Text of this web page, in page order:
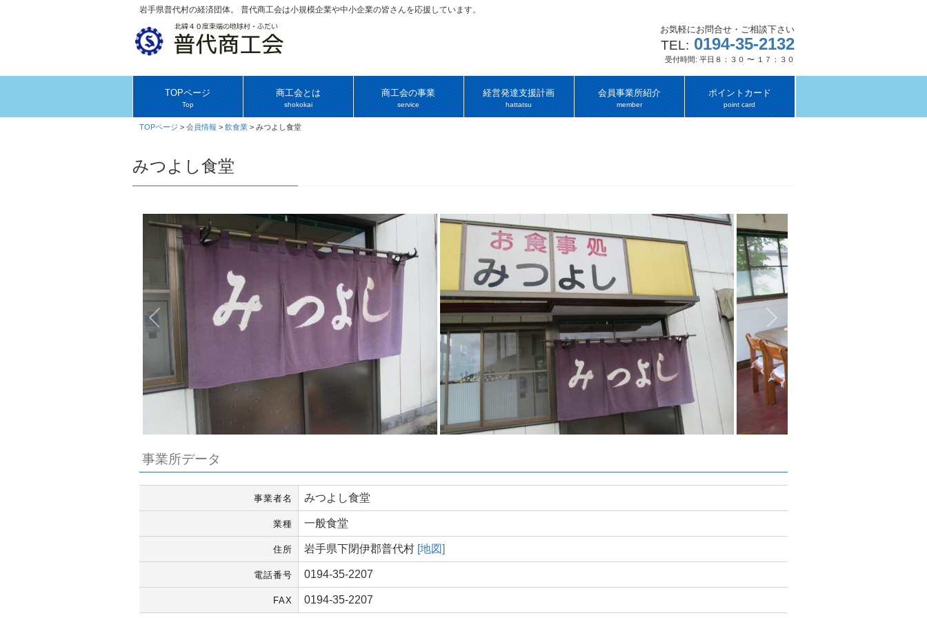
岩手県普代村の経済団体。 普代商工会は小規模企業や中小企業の皆さんを応援しています。
お気軽にお問合せ・ご相談下さい
TEL: 0194-35-2132
受付時間: 平日８：３０ 〜 １７：３０
TOPページ
Top
商工会とは
shokokai
商工会の事業
service
経営発達支援計画
hattatsu
会員事業所紹介
member
ポイントカード
point card
TOPページ > 会員情報 > 飲食業 > みつよし食堂
みつよし食堂
事業所データ
事業者名 みつよし食堂
業種 一般食堂
住所 岩手県下閉伊郡普代村 [地図]
電話番号 0194-35-2207
FAX 0194-35-2207